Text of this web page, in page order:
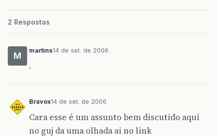
2 Respostas
M
martins14 de set. de 2006
.
Bravox14 de set. de 2006
Cara esse é um assunto bem discutido aqui
no guj da uma olhada ai no link